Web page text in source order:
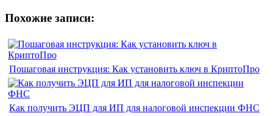
Похожие записи:
Пошаговая инструкция: Как установить ключ в КриптоПро
Как получить ЭЦП для ИП для налоговой инспекции ФНС